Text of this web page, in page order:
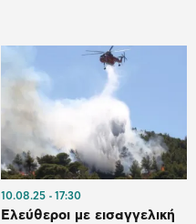
10.08.25 17:30
Ελεύθεροι με εισαγγελική